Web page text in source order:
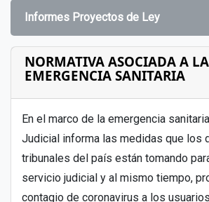
Informes Proyectos de Ley
NORMATIVA ASOCIADA A LA
EMERGENCIA SANITARIA
En el marco de la emergencia
Judicial informa las medidas que los
tribunales del país están tomando
servicio judicial y al mismo tiempo,
contagio de coronavirus a los